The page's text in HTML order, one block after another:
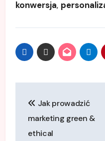
konwersja,
wpisu
Jak prowadzić
marketing green &
ethical